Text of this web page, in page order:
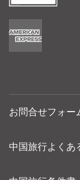
お問合せフォー
中国旅行よくあ